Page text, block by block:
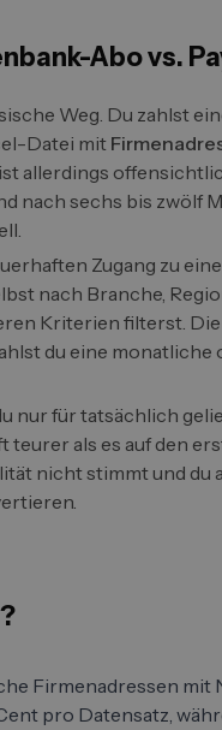
Abo vs.
Weg. Du zahlst
Datei mit
allerdings
nach sechs bis zwölf
Zugang zu
nach Branche,
Kriterien filterst.
du eine monatliche
nur für tatsächlich
teurer als es auf den
nicht stimmt und du
Firmenadressen mit
pro Datensatz,